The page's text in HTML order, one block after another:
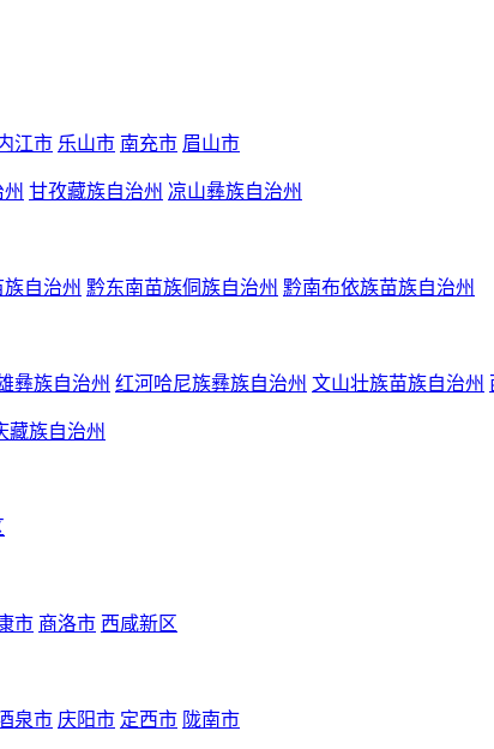
江市 乐山市 南充市 眉山市
甘孜藏族自治州 凉山彝族自治州
自治州 黔东南苗族侗族自治州 黔南布依族苗族自治州
彝族自治州 红河哈尼族彝族自治州 文山壮族苗族自治州
藏族自治州
市 商洛市 西咸新区
泉市 庆阳市 定西市 陇南市